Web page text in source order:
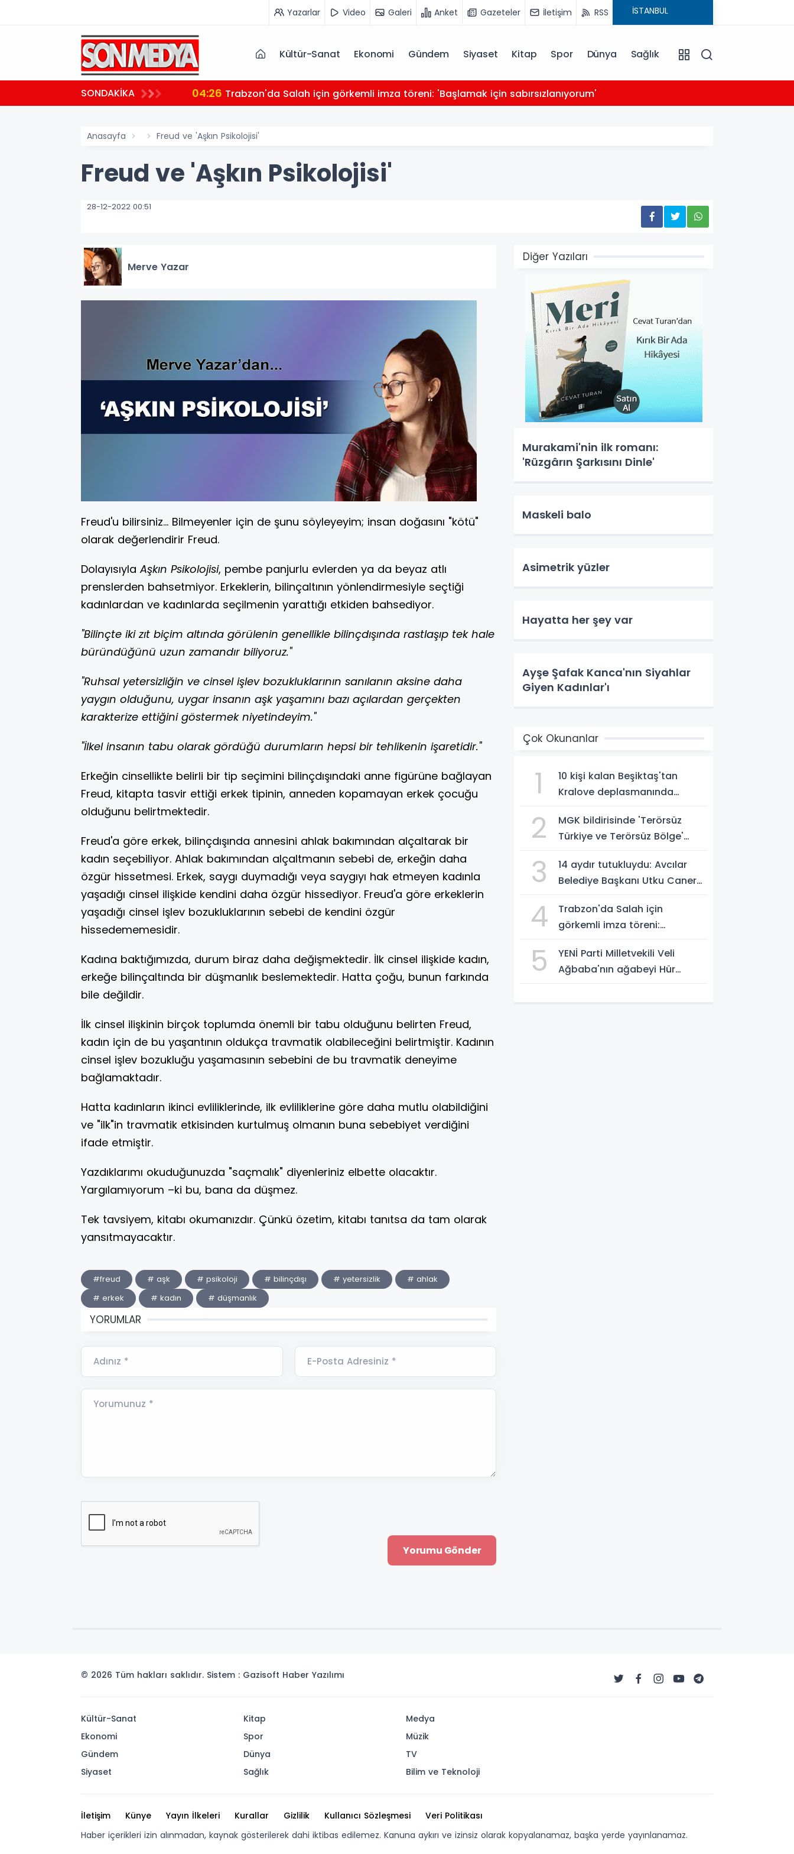
Yazarlar Video Galeri Anket Gazeteler İletişim RSS
Kültür-Sanat Ekonomi Gündem Siyaset Kitap Spor Dünya Sağlık
SONDAKİKA 04:26 Trabzon'da Salah için görkemli imza töreni: 'Başlamak için sabırsızlanıyorum'
Anasayfa Freud ve 'Aşkın Psikolojisi'
Freud ve 'Aşkın Psikolojisi'
28-12-2022 00:51
Merve Yazar
Freud'u bilirsiniz... Bilmeyenler için de şunu söyleyeyim; insan doğasını "kötü"
olarak değerlendirir Freud.
DolayısıylaAşkın Psikolojisi, pembe panjurlu evlerden ya da beyaz atlı
prenslerden bahsetmiyor. Erkeklerin, bilinçaltının yönlendirmesiyle seçtiği
kadınlardan ve kadınlarda seçilmenin yarattığı etkiden bahsediyor.
"Bilinçte iki zıt biçim altında görülenin genellikle bilinçdışında rastlaşıp tek hale
büründüğünü uzun zamandır biliyoruz."
"Ruhsal yetersizliğin ve cinsel işlev bozukluklarının sanılanın aksine daha
yaygın olduğunu, uygar insanın aşk yaşamını bazı açılardan gerçekten
karakterize ettiğini göstermek niyetindeyim."
"İlkel insanın tabu olarak gördüğü durumların hepsi bir tehlikenin işaretidir."
Erkeğin cinsellikte belirli bir tip seçimini bilinçdışındaki anne figürüne bağlayan
Freud, kitapta tasvir ettiği erkek tipinin, anneden kopamayan erkek çocuğu
olduğunu belirtmektedir.
Freud'a göre erkek, bilinçdışında annesini ahlak bakımından alçaltarak bir
kadın seçebiliyor. Ahlak bakımından alçaltmanın sebebi de, erkeğin daha
özgür hissetmesi. Erkek, saygı duymadığı veya saygıyı hak etmeyen kadınla
yaşadığı cinsel ilişkide kendini daha özgür hissediyor. Freud'a göre erkeklerin
yaşadığı cinsel işlev bozukluklarının sebebi de kendini özgür
hissedememesidir.
Kadına baktığımızda, durum biraz daha değişmektedir. İlk cinsel ilişkide kadın,
erkeğe bilinçaltında bir düşmanlık beslemektedir. Hatta çoğu, bunun farkında
bile değildir.
İlk cinsel ilişkinin birçok toplumda önemli bir tabu olduğunu belirten Freud,
kadın için de bu yaşantının oldukça travmatik olabileceğini belirtmiştir. Kadının
cinsel işlev bozukluğu yaşamasının sebebini de bu travmatik deneyime
bağlamaktadır.
Hatta kadınların ikinci evliliklerinde, ilk evliliklerine göre daha mutlu olabildiğini
ve "ilk"in travmatik etkisinden kurtulmuş olmanın buna sebebiyet verdiğini
ifade etmiştir.
Yazdıklarımı okuduğunuzda "saçmalık" diyenleriniz elbette olacaktır.
Yargılamıyorum –ki bu, bana da düşmez.
Tek tavsiyem, kitabı okumanızdır. Çünkü özetim, kitabı tanıtsa da tam olarak
yansıtmayacaktır.
#freud # aşk # psikoloji # bilinçdışı # yetersizlik
# ahlak
# erkek
# kadın # düşmanlık
YORUMLAR
Adınız * E-Posta Adresiniz *
Yorumunuz *
Diğer Yazıları
Murakami'nin ilk romanı:
'Rüzgârın Şarkısını Dinle'
Maskeli balo
Asimetrik yüzler
Hayatta her şey var
Ayşe Şafak Kanca'nın Siyahlar
Giyen Kadınlar'ı
Çok Okunanlar
1
10 kişi kalan Beşiktaş'tan
Kralove deplasmanında
2
MGK bildirisinde 'Terörsüz
Türkiye ve Terörsüz Bölge'
3
14 aydır tutukluydu: Avcılar
Belediye Başkanı Utku Caner
4
Trabzon'da Salah için
görkemli imza töreni:
sabırsızlanıyorum'
5
YENİ Parti Milletvekili Veli
Ağbaba'nın ağabeyi Hür
© 2026 Tüm hakları saklıdır. Sistem : Gazisoft Haber Yazılımı
Kültür-Sanat
Ekonomi
Gündem
Siyaset
Kitap
Spor
Dünya
Sağlık
Medya
Müzik
TV
Bilim ve Teknoloji
İletişim Künye Yayın İlkeleri Kurallar Gizlilik Kullanıcı Sözleşmesi
Veri Politikası
Haber içerikleri izin alınmadan, kaynak gösterilerek dahi iktibas edilemez. Kanuna aykırı ve izinsiz olarak kopyalanamaz, başka yerde yayınlanamaz.